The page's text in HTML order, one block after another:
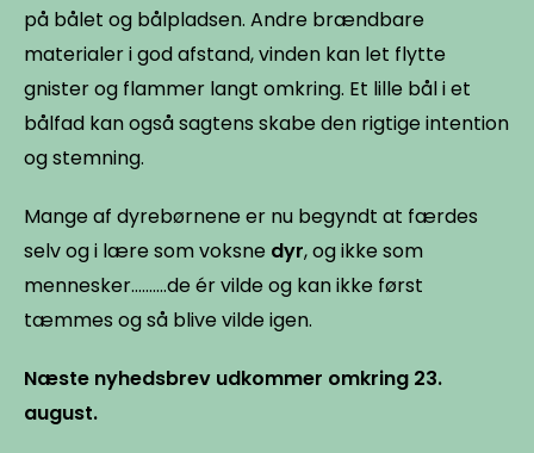
på bålet og bålpladsen. Andre brændbare
materialer i god afstand, vinden kan let flytte
gnister og flammer langt omkring. Et lille bål i et
bålfad kan også sagtens skabe den rigtige intention
og stemning.
Mange af dyrebørnene er nu begyndt at færdes
selv og i lære som voksne dyr, og ikke som
mennesker..........de ér vilde og kan ikke først
tæmmes og så blive vilde igen.
Næste nyhedsbrev udkommer omkring 23.
august.